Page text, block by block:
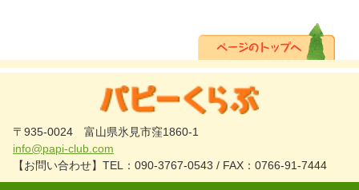
〒935-0024 富山県氷見市窪1860-1
info@papi-club.com
【お問い合わせ】TEL：090-3767-0543 / FAX：0766-91-7444